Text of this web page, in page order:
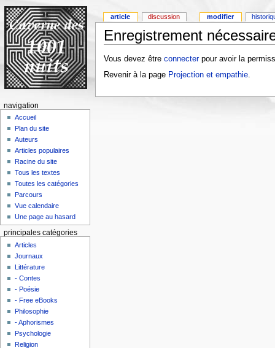
Enregistrement
Vous devez être connecterpour avoir la
Revenir à la page Projection et empathie.
article discussion modifier
navigation
Accueil
Plan du site
Auteurs
Articles populaires
Racine du site
Tous les textes
Toutes les catégories
Parcours
Vue calendaire
Une page au hasard
principales catégories
Articles
Journaux
Littérature
- Contes
- Poésie
- Free eBooks
Philosophie
- Aphorismes
Psychologie
Religion